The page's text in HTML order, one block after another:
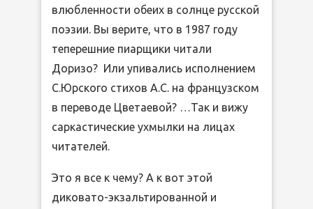
влюбленности обеих в солнце русской
поэзии. Вы верите, что в 1987 году
теперешние пиарщики читали
Доризо? Или упивались исполнением
С.Юрского стихов А.С. на французском
в переводе Цветаевой? …Так и вижу
саркастические ухмылки на лицах
читателей.
Это я все к чему? А к вот этой
диковато-экзальтированной и